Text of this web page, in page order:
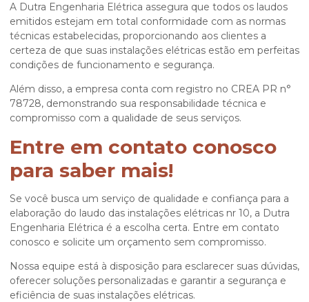
A Dutra Engenharia Elétrica assegura que todos os laudos
emitidos estejam em total conformidade com as normas
técnicas estabelecidas, proporcionando aos clientes a
certeza de que suas instalações elétricas estão em perfeitas
condições de funcionamento e segurança.
Além disso, a empresa conta com registro no CREA PR n°
78728, demonstrando sua responsabilidade técnica e
compromisso com a qualidade de seus serviços.
Entre em contato conosco
para saber mais!
Se você busca um serviço de qualidade e confiança para a
elaboração do laudo das instalações elétricas nr 10, a Dutra
Engenharia Elétrica é a escolha certa. Entre em contato
conosco e solicite um orçamento sem compromisso.
Nossa equipe está à disposição para esclarecer suas dúvidas,
oferecer soluções personalizadas e garantir a segurança e
eficiência de suas instalações elétricas.